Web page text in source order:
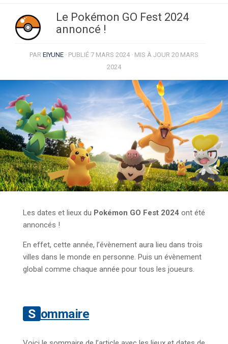
Le Pokémon GO Fest 2024
annoncé !
PAR EIYUNE · PUBLIÉ 7 MARS 2024· MIS À JOUR 20 MARS
2024
Les dates et lieux du Pokémon GO Fest 2024 ont été
annoncés !
En effet, cette année, l’évènement aura lieu dans trois
villes dans le monde en personne. Puis un évènement
global comme chaque année pour tous les joueurs.
Sommaire